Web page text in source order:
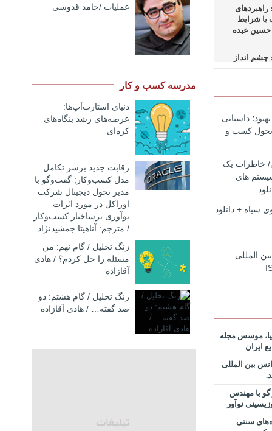
با شرایط
حسین عبده
انداز
بالادستی
در
مدیران
در فرایند
فایل
فایل
نظریه
خدمات،
حامد
خدمات،
مسعود
داستانی
تحول کسب و
خاطرات یک
های
سیاه + دانلود
المللی
موسس مجله
ایران
بین المللی
با مهندس
نوآور
سنتی
عملیات /حامد قدوسی
مدرسه کسب و کار
دنیای استارت‌آپ‌ها:
عرصه‌های رشد بنگاه‌های
کره‌ای‌
رقابت جدید برسر تکامل
مدل کسب‌و‌کار; گفت‌وگو با
مدیر تحول دیجیتال شرکت
اوراکل در مورد اثرات
نوآوری برساختار کسب‌وکار
/ مترجم: آناهیتا جمشیدنژاد
زنگ تحلیل / گام نهم: من
مسئله را حل کردم؟ / هادی
آقازاده
زنگ تحلیل / گام هشتم: دو
صد گفته… / هادی آقازاده